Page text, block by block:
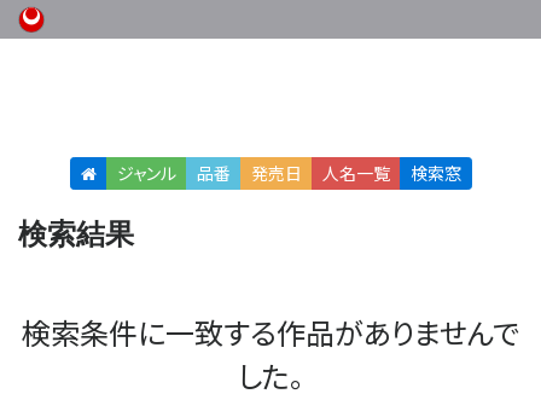
ジャンル 品番 発売日 人名一覧 検索窓
検索結果
検索条件に一致する作品がありませんで
した。